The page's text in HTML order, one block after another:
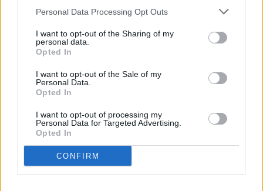
Personal Data Processing Opt Outs
I want to opt-out of the Sharing of my
personal data.
Opted In
I want to opt-out of the Sale of my
Personal Data.
Opted In
I want to opt-out of processing my
Personal Data for Targeted Advertising.
Opted In
CONFIRM